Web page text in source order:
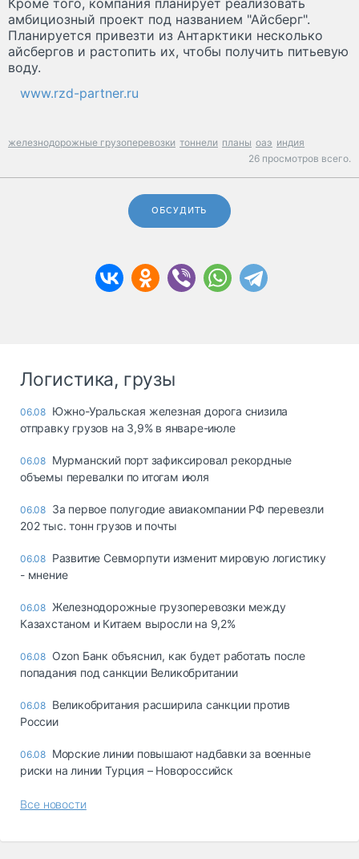
амбициозный проект под названием "Айсберг".
Планируется привезти из Антарктики несколько
айсбергов и растопить их, чтобы получить питьевую
воду.
www.rzd-partner.ru
железнодорожные грузоперевозки тоннели планы оаэ индия
26 просмотров всего.
ОБСУДИТЬ
Логистика, грузы
06.08 Южно-Уральская железная дорога снизила
отправку грузов на 3,9% в январе-июле
06.08 Мурманский порт зафиксировал рекордные
объемы перевалки по итогам июля
06.08 За первое полугодие авиакомпании РФ перевезли
202 тыс. тонн грузов и почты
06.08 Развитие Севморпути изменит мировую логистику
- мнение
06.08 Железнодорожные грузоперевозки между
Казахстаном и Китаем выросли на 9,2%
06.08 Ozon Банк объяснил, как будет работать после
попадания под санкции Великобритании
06.08 Великобритания расширила санкции против
России
06.08 Морские линии повышают надбавки за военные
риски на линии Турция – Новороссийск
Все новости